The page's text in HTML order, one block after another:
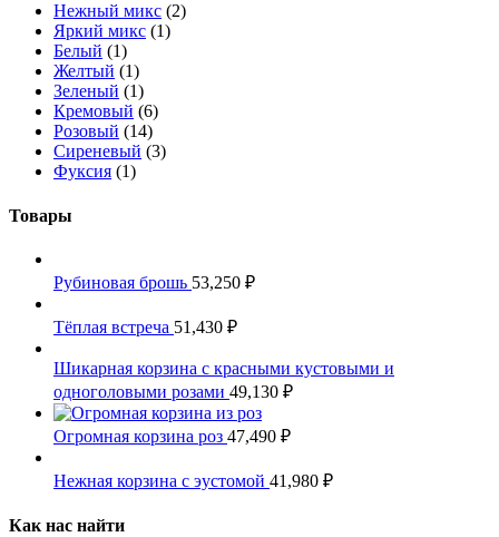
Нежный микс (2)
Яркий микс (1)
Белый (1)
Желтый (1)
Зеленый (1)
Кремовый (6)
Розовый (14)
Сиреневый (3)
Фуксия (1)
Товары
Рубиновая брошь 53,250 ₽
Тёплая встреча 51,430 ₽
Шикарная корзина с красными кустовыми и
одноголовыми розами 49,130 ₽
Огромная корзина роз 47,490 ₽
Нежная корзина с эустомой 41,980 ₽
Как нас найти